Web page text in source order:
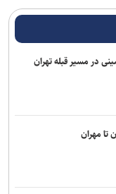
سرخ هدف قرار دادیم
خود را مصرف
تنگه هرمز
و پذیرش توافق گرفتار
نظامی تل‌آویو را
در مسیر قبله تهران
تا مهران